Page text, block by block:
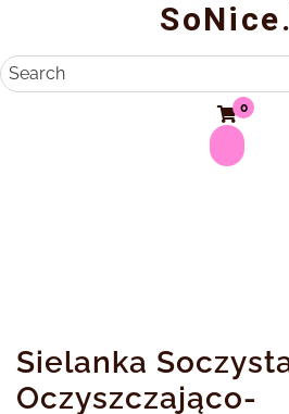
content
Search
0
Sielanka
Oczyszczająco-